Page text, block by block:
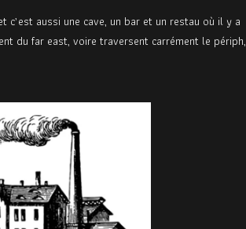
c’est aussi une cave, un bar et un restau où il y a
du far east, voire traversent carrément le périph,